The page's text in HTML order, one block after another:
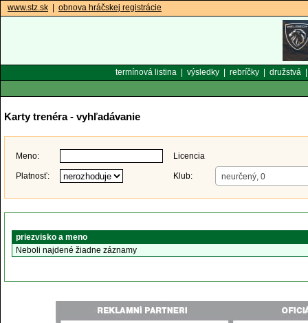
www.stz.sk obnova hráčskej registrácie
termínová listina| výsledky| rebríčky| družstvá
Karty trenéra - vyhľadávanie
Meno: Licencia
Platnosť: Klub: neurčený, 0
priezvisko a meno
Neboli najdené žiadne záznamy